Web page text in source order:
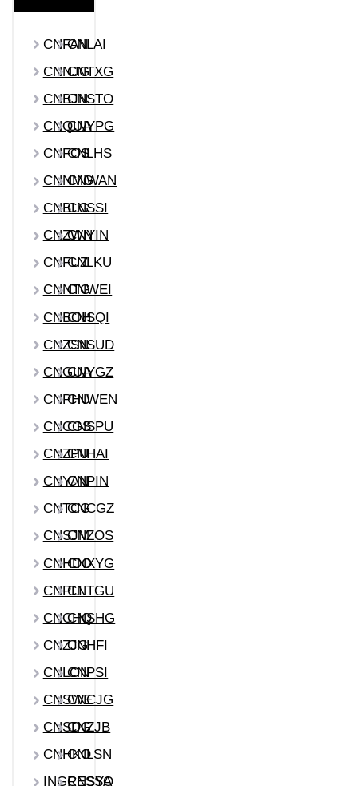
CNFANCNLAI
CNNJGCNTXG
CNBJNCNSTO
CNQUACNYPG
CNFOSCNLHS
CNNMG
CNWAN
CNBLG
CNSSI
CNZWN
CNYIN
CNFUZCNLKU
CNNTG
CNWEI
CNBOH
CNSQI
CNZSNCNSUD
CNGUACNYGZ
CNPHUCNWEN
CNCGSCNSPU
CNZPUCNHAI
CNYANCNPIN
CNTCGCNCGZ
CNSJMCNZOS
CNHDOCNXYG
CNPLICNTGU
CNCHQCNSHG
CNZJGCNHFI
CNLON
CNPSI
CNSWE
CNCJG
CNSDG
CNZJB
CNHKO
CNLSN
INGRESSO
CNSYA